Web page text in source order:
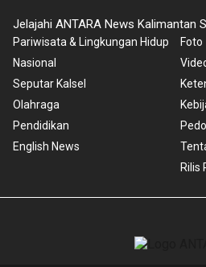
Jelajahi ANTARA News Kalimantan
Pariwisata & Lingkungan Hidup
Nasional
Seputar Kalsel
Olahraga
Pendidikan
English News
Foto
Rilis